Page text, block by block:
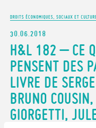
DROITS ÉCONOMIQUES, SOCIAUX ET
30.06.2018
H&L 182 – CE
PENSENT DES
LIVRE DE
BRUNO
GIORGETTI,